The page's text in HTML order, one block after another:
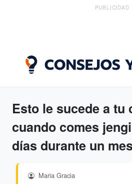
PUBLICIDAD
Esto le sucede a tu
cuando comes
días durante un mes
Maria Gracia